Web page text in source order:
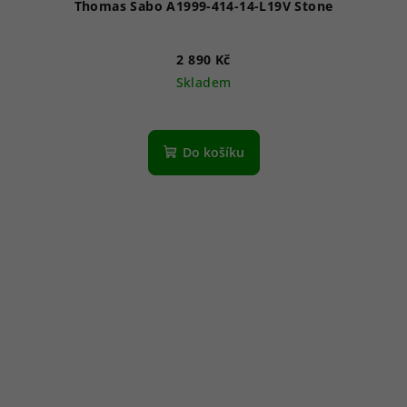
Thomas Sabo A1999-414-14-L19V Stone
2 890 Kč
Skladem
Do košíku